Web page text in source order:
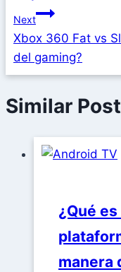
Next
Xbox 360 Fat vs
del gaming?
Similar
¿Qué
manera